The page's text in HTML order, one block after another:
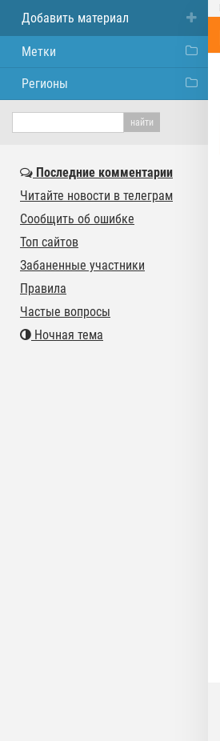
Добавить материал
Метки
Регионы
Последние комментарии
Читайте новости в телеграм
Сообщить об ошибке
Топ сайтов
Забаненные участники
Правила
Частые вопросы
Ночная тема